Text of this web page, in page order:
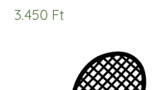
3.450 Ft